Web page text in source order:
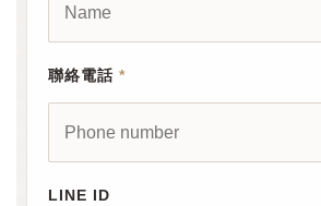
聯絡電話 *
LINE ID